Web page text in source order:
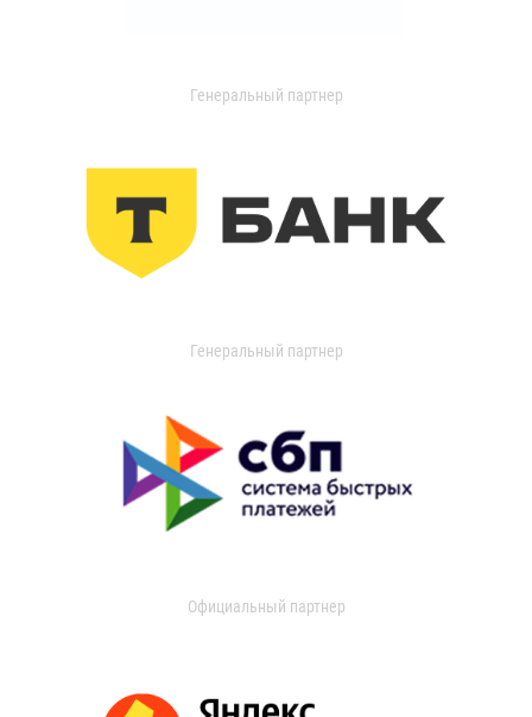
Генеральный партнер
Генеральный партнер
Официальный партнер